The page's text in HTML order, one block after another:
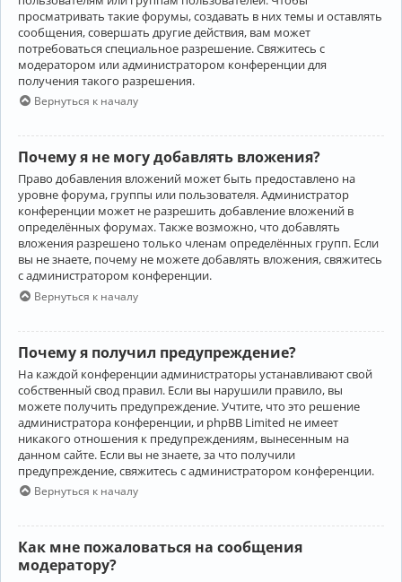
просматривать такие форумы, создавать в них темы и оставлять
сообщения, совершать другие действия, вам может
потребоваться специальное разрешение. Свяжитесь с
модератором или администратором конференции для
получения такого разрешения.
Вернуться к началу
Почему я не могу добавлять вложения?
Право добавления вложений может быть предоставлено на
уровне форума, группы или пользователя. Администратор
конференции может не разрешить добавление вложений в
определённых форумах. Также возможно, что добавлять
вложения разрешено только членам определённых групп. Если
вы не знаете, почему не можете добавлять вложения, свяжитесь
с администратором конференции.
Вернуться к началу
Почему я получил предупреждение?
На каждой конференции администраторы устанавливают свой
собственный свод правил. Если вы нарушили правило, вы
можете получить предупреждение. Учтите, что это решение
администратора конференции, и phpBB Limited не имеет
никакого отношения к предупреждениям, вынесенным на
данном сайте. Если вы не знаете, за что получили
предупреждение, свяжитесь с администратором конференции.
Вернуться к началу
Как мне пожаловаться на сообщения
модератору?